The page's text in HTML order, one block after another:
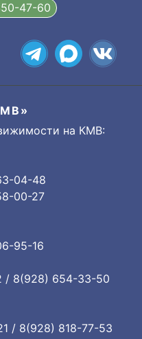
47-60
на КМВ:
04-48
00-27
95-16
/ 8(928) 654-33-50
/ 8(928) 818-77-53